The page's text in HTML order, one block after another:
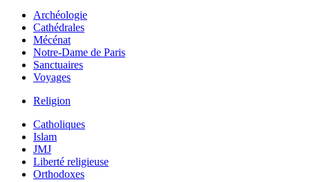
Archéologie
Cathédrales
Mécénat
Notre-Dame de Paris
Sanctuaires
Voyages
Religion
Catholiques
Islam
JMJ
Liberté religieuse
Orthodoxes